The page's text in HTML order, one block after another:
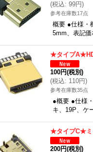
(税込: 99円)
参考在庫数17点
概要 ●仕様・
5mm、表記
★タイプ
100円(税別)
(税込: 110円)
参考在庫数35点
●概要 ●仕様
キ、19P、ケ
★タイプC★ミ
200円(税別)